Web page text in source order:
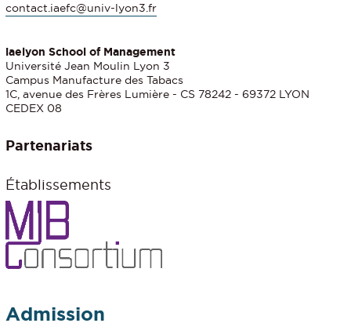
contact.iaefc@univ-lyon3.fr
iaelyon School of Management
Université Jean Moulin Lyon 3
Campus Manufacture des Tabacs
1C, avenue des Frères Lumière - CS 78242 - 69372 LYON
CEDEX 08
Partenariats
Établissements
Admission